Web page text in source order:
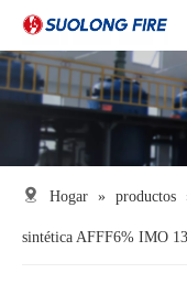
Hogar » productos
sintética AFFF6% IMO